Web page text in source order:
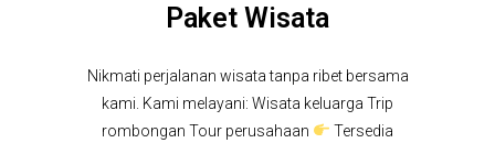
Paket Wisata
Nikmati perjalanan wisata tanpa ribet bersama
kami. Kami melayani: Wisata keluarga Trip
rombongan Tour perusahaan
Tersedia